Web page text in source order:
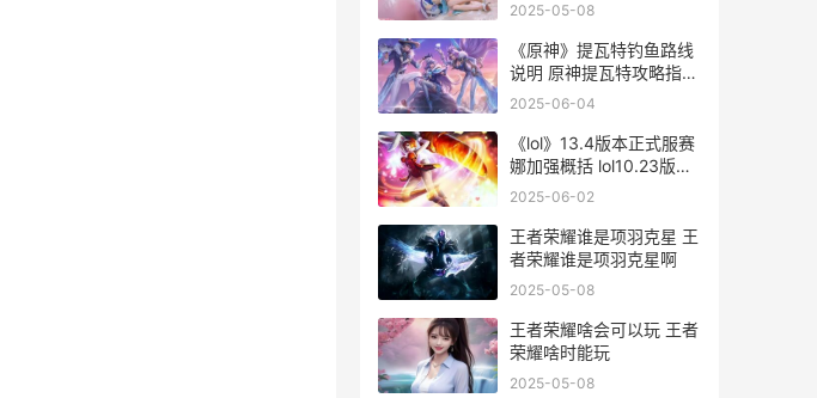
2025-05-08
《原神》提瓦特钓鱼路线
说明 原神提瓦特攻略指南
好喝到咩噗茶
2025-06-04
《lol》13.4版本正式服赛
娜加强概括 lol10.23版本
分析
2025-06-02
王者荣耀谁是项羽克星 王
者荣耀谁是项羽克星啊
2025-05-08
王者荣耀啥会可以玩 王者
荣耀啥时能玩
2025-05-08